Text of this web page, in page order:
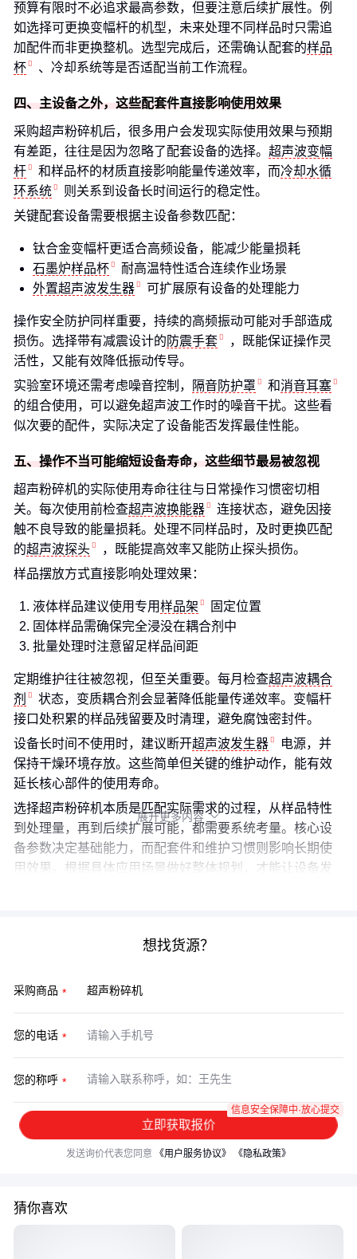
预算有限时不必追求最高参数，但要注意后续扩展性。例
如选择可更换变幅杆的机型，未来处理不同样品时只需追
加配件而非更换整机。选型完成后，还需确认配套的样品
杯
、冷却系统等是否适配当前工作流程。
四、主设备之外，这些配套件直接影响使用效果
采购超声粉碎机后，很多用户会发现实际使用效果与预期
有差距，往往是因为忽略了配套设备的选择。 超声波变幅
杆
和样品杯的材质直接影响能量传递效率，而冷却水循
环系统
则关系到设备长时间运行的稳定性。
关键配套设备需要根据主设备参数匹配：
钛合金变幅杆更适合高频设备，能减少能量损耗
石墨炉样品杯
耐高温特性适合连续作业场景
外置超声波发生器
可扩展原有设备的处理能力
操作安全防护同样重要，持续的高频振动可能对手部造成
损伤。选择带有减震设计的 防震手套
，既能保证操作灵
活性，又能有效降低振动传导。
实验室环境还需考虑噪音控制，
隔音防护罩 和消音耳塞
的组合使用，可以避免超声波工作时的噪音干扰。这些看
似次要的配件，实际决定了设备能否发挥最佳性能。
五、操作不当可能缩短设备寿命，这些细节最易被忽视
超声粉碎机的实际使用寿命往往与日常操作习惯密切相
关。每次使用前检查超声波换能器
连接状态，避免因接
触不良导致的能量损耗。处理不同样品时，及时更换匹配
的超声波探头
，既能提高效率又能防止探头损伤。
样品摆放方式直接影响处理效果：
液体样品建议使用专用样品架
固定位置
固体样品需确保完全浸没在耦合剂中
批量处理时注意留足样品间距
定期维护往往被忽视，但至关重要。每月检查超声波耦合
剂
状态，变质耦合剂会显著降低能量传递效率。变幅杆
接口处积累的样品残留要及时清理，避免腐蚀密封件。
设备长时间不使用时，建议断开超声波发生器
电源，并
保持干燥环境存放。这些简单但关键的维护动作，能有效
延长核心部件的使用寿命。
选择超声粉碎机本质是匹配实际需求的过程，从样品特性
到处理量，再到后续扩展可能，都需要系统考量。核心设
备参数决定基础能力，而配套件和维护习惯则影响长期使
用效果。根据具体应用场景做好整体规划，才能让设备发
展开更多内容 
想找货源？
采购商品
您的电话
您的称呼
立即获取报价
信息安全保障中·放心提交
发送询价代表您同意 《用户服务协议》 《隐私政策》
猜你喜欢